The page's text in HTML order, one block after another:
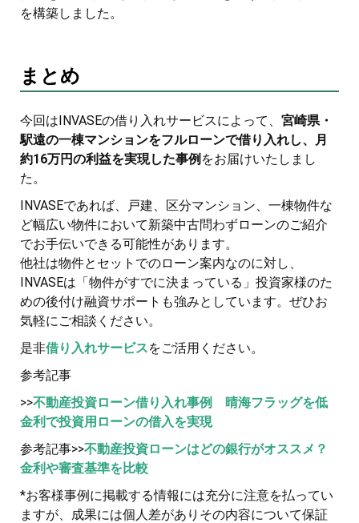
を構築しました。
まとめ
今回はINVASEの借り入れサービスによって、 宮崎県・
駅遠の一棟マンションをフルローンで借り入れし、月
約16万円の利益を実現した事例 をお届けいたしまし
た。
INVASEであれば、戸建、区分マンション、一棟物件な
ど幅広い物件において新築中古問わずローンのご紹介
でお手伝いできる可能性があります。
他社は物件とセットでのローン案内なのに対し、
INVASEは「物件がすでに決まっている」投資家様のた
めの後付け融資サポートも強みとしています。ぜひお
気軽にご相談ください。
是非借り入れサービスをご活用ください。
参考記事
>>不動産投資ローン借り入れ事例 晴海フラッグを低
金利で投資用ローンの借入を実現
参考記事>>不動産投資ローンはどの銀行がオススメ？
金利や審査基準を比較
*お客様事例に掲載する情報には充分に注意を払ってい
ますが、成果には個人差がありその内容について保証